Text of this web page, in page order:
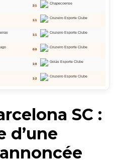
2:1 Chapecoense
1:1 Cruzeiro Esporte Clube
1:1 Cruzeiro Esporte Clube
0:0 Cruzeiro Esporte Clube
1:0 Goiás Esporte Clube
1:2 Cruzeiro Esporte Clube
SC :
d’une